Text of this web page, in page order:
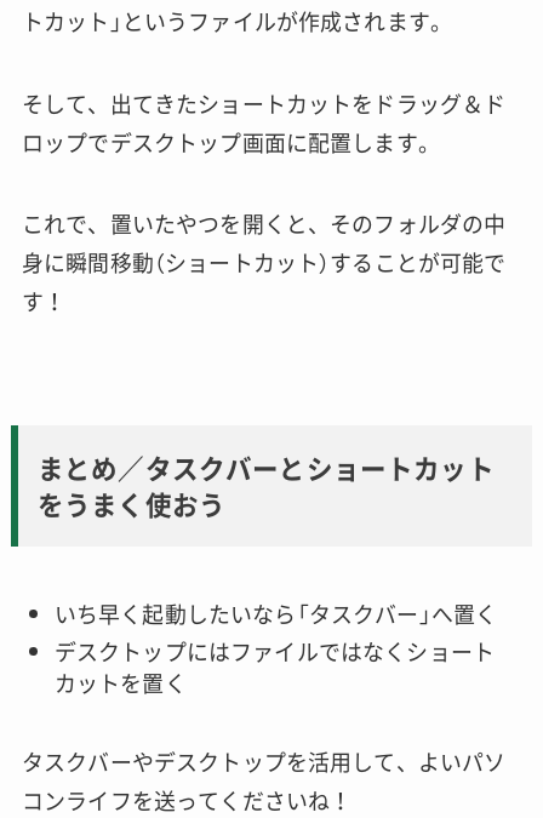
トカット」というファイルが作成されます。
そして、出てきたショートカットをドラッグ＆ド
ロップでデスクトップ画面に配置します。
これで、置いたやつを開くと、そのフォルダの中
身に瞬間移動（ショートカット）することが可能で
す！
まとめ／タスクバーとショートカット
をうまく使おう
いち早く起動したいなら「タスクバー」へ置く
デスクトップにはファイルではなくショート
カットを置く
タスクバーやデスクトップを活用して、よいパソ
コンライフを送ってくださいね！